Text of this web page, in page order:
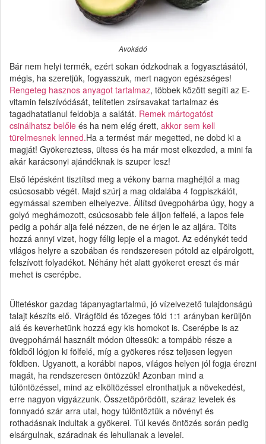
Avokádó
Bár nem helyi termék, ezért sokan ódzkodnak a fogyasztásától,
mégis, ha szeretjük, fogyasszuk, mert nagyon egészséges!
Rengeteg hasznos anyagot tartalmaz, többek között segíti az E-
vitamin felszívódását, telítetlen zsírsavakat tartalmaz és
tagadhatatlanul feldobja a salátát. Remek mártogatóst
csinálhatsz belőle és ha nem elég érett, akkor sem kell
türelmesnek lenned.Ha a termést már megetted, ne dobd ki a
magját! Gyökereztess, ültess és ha már most elkezded, a mini fa
akár karácsonyi ajándéknak is szuper lesz!
Első lépésként tisztítsd meg a vékony barna maghéjtól a mag
csúcsosabb végét. Majd szúrj a mag oldalába 4 fogpiszkálót,
egymással szemben elhelyezve. Állítsd üvegpohárba úgy, hogy a
golyó meghámozott, csúcsosabb fele álljon felfelé, a lapos fele
pedig a pohár alja felé nézzen, de ne érjen le az aljára. Tölts
hozzá annyi vizet, hogy félig lepje el a magot. Az edénykét tedd
világos helyre a szobában és rendszeresen pótold az elpárolgott,
felszívott folyadékot. Néhány hét alatt gyökeret ereszt és már
mehet is cserépbe.
Ültetéskor gazdag tápanyagtartalmú, jó vízelvezető tulajdonságú
talajt készíts elő. Virágföld és tőzeges föld 1:1 arányban kerüljön
alá és keverhetünk hozzá egy kis homokot is. Cserépbe is az
üvegpohárnál használt módon ültessük: a tompább része a
földből lógjon ki fölfelé, míg a gyökeres rész teljesen legyen
földben. Ugyanott, a korábbi napos, világos helyen jól fogja érezni
magát, ha rendszeresen öntözzük! Azonban mind a
túlöntözéssel, mind az elköltözéssel elronthatjuk a növekedést,
erre nagyon vigyázzunk. Összetöpörödött, száraz levelek és
fonnyadó szár arra utal, hogy túlöntöztük a növényt és
rothadásnak indultak a gyökerei. Túl kevés öntözés során pedig
elsárgulnak, száradnak és lehullanak a levelei.